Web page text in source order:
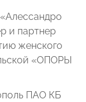
и партнер
женского
«ОПОРЫ
ПАО КБ